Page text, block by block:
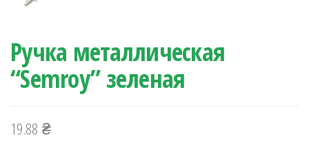
Ручка металлическая
“Semroy” зеленая
19.88 ₴